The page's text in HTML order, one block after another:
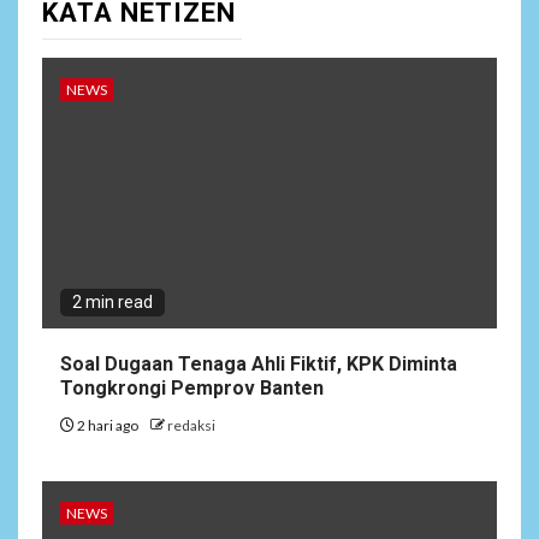
Lepas Masa Tugas, AKBP
Restu Wijayanto Dikenang
Sebagai Kapolres Humanis
2
Bantu Atasi Kesulitan Warga
Perbatasan, Pos Kotis
Satgas Yonarmed
4.000 Liter Air Bersih Gratis
KATA NETIZEN
NEWS
2 min read
Soal Dugaan Tenaga Ahli Fiktif, KPK Diminta
Tongkrongi Pemprov Banten
2 hari ago redaksi
NEWS